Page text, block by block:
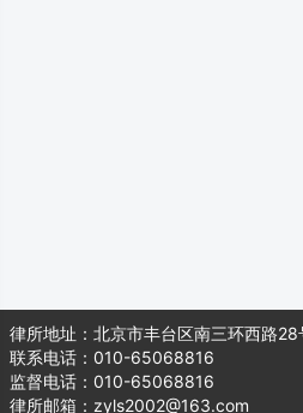
律所地址：北京市丰台区南三环西路
联系电话：010-65068816
监督电话：010-65068816
律所邮箱：zyls2002@163.com